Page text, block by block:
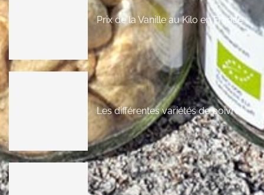
Prix de la Vanille au Kilo en France
Les différentes variétés de poivres